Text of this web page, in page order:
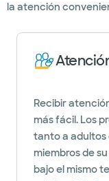
la atención
Recibir
más fácil. Los
tanto a adultos
miembros de
bajo el mismo